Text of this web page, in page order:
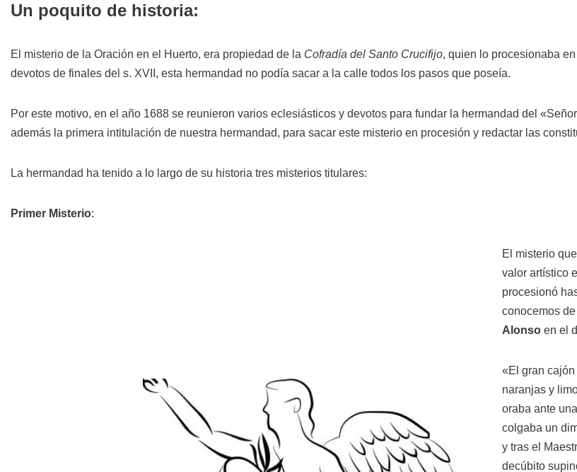
Un poquito de historia:
El misterio de la Oración en el Huerto, era propiedad de la Cofradía del Santo Crucifijo, quien lo procesionaba
devotos de finales del s. XVII, esta hermandad no podía sacar a la calle todos los pasos que poseía.
Por este motivo, en el año 1688 se reunieron varios eclesiásticos y devotos para fundar la hermandad del
además la primera intitulación de nuestra hermandad, para sacar este misterio en procesión y redactar las
La hermandad ha tenido a lo largo de su historia tres misterios titulares:
Primer Misterio:
El misterio
valor artístico
procesionó
conocemos
Alonsoen el
«El gran
naranjas y
oraba ante
colgaba un
y tras el
decúbito